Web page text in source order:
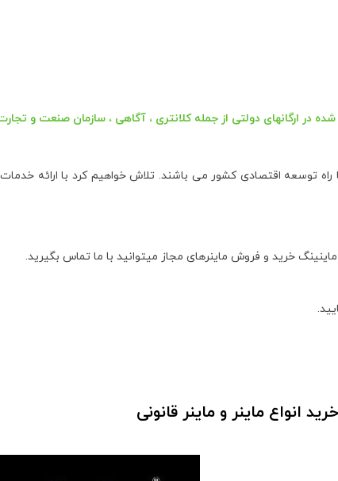
در ارگانهای دولتی از جمله کلانتری ، آگاهی ، سازمان صنعت و
راه توسعه اقتصادی کشور می باشند. تلاش خواهیم کرد با ارائه
خرید و فروش ماینرهای مجاز میتوانید با ما تماس بگیرید.
انواع ماینر و ماینر قانونی